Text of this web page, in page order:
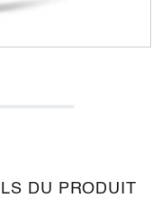
DU PRODUIT